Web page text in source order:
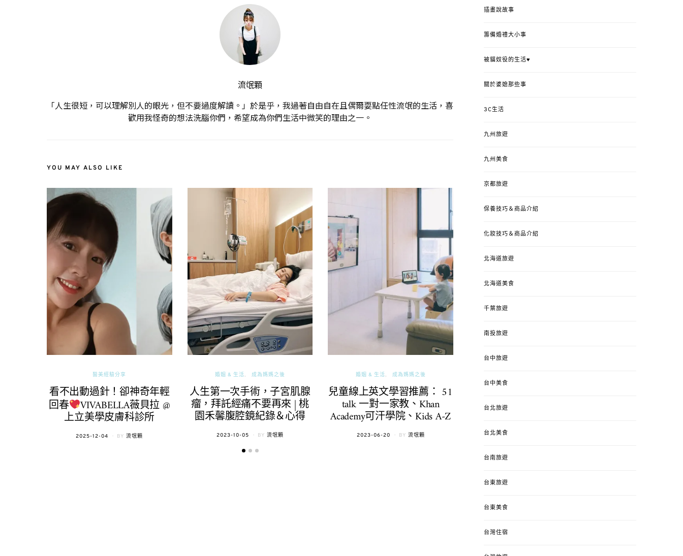
流氓顆
「人生很短，可以理解別人的眼光，但不要過度解讀。」於是乎，我過著自由自在且偶爾耍點任性流氓的生活，喜
歡用我怪奇的想法洗腦你們，希望成為你們生活中微笑的理由之一。
YOU MAY ALSO LIKE
醫美經驗分享
看不出動過針！卻神奇年輕
回春 VIVABELLA薇貝拉 @
上立美學皮膚科診所
POSTED
2025-12-04 BY 流氓顆
婚姻 & 生活 成為媽媽之後
人生第一次手術，子宮肌腺
瘤，拜託經痛不要再來 | 桃
園禾馨腹腔鏡紀錄＆心得
POSTED
2023-10-05 BY 流氓顆
婚姻 & 生活 成為媽媽之後
兒童線上英文學習推薦： 51
talk 一對一家教、Khan
Academy可汗學院、Kids A-Z
POSTED
2023-06-20 BY 流氓顆
錯、認識華德福
ON
插畫說故事
籌備婚禮大小事
被貓奴役的生活♥
關於婆媳那些事
3C生活
九州旅遊
九州美食
京都旅遊
保養技巧＆商品介紹
化妝技巧＆商品介紹
北海道旅遊
北海道美食
千葉旅遊
南投旅遊
台中旅遊
台中美食
台北旅遊
台北美食
台南旅遊
台東旅遊
台東美食
台灣住宿